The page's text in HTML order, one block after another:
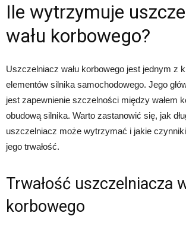
Ile wytrzymuje
wału korbowego?
Uszczelniacz wału korbowego jest jednym z
elementów silnika samochodowego. Jego
jest zapewnienie szczelności między wałem
obudową silnika. Warto zastanowić się, jak
uszczelniacz może wytrzymać i jakie
jego trwałość.
Trwałość uszczelniacza
korbowego